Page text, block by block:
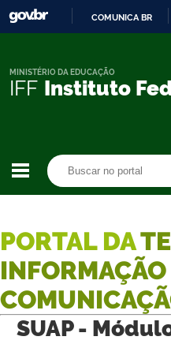
COMUNICA BR
IFF Instituto
MINISTÉRIO DA EDUCAÇÃO
PORTAL DA
INFORMAÇÃO
SUAP -